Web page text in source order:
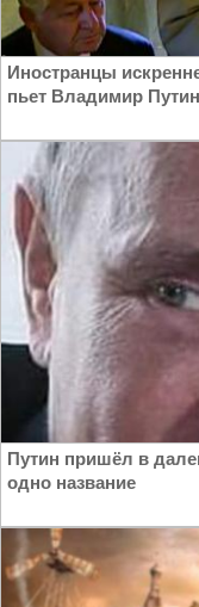
Иностранцы
пьет Владимир Путин
Путин пришёл в
одно название